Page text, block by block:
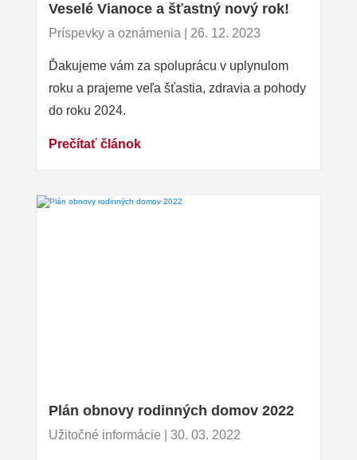
Veselé Vianoce a šťastný nový rok!
Príspevky a oznámenia | 26. 12. 2023
Ďakujeme vám za spoluprácu v uplynulom
roku a prajeme veľa šťastia, zdravia a pohody
do roku 2024.
Prečítať článok
Plán obnovy rodinných domov 2022
Užitočné informácie | 30. 03. 2022